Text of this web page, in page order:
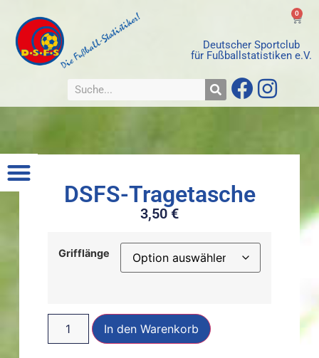
Deutscher Sportclub
für Fußballstatistiken e.V.
0
DSFS-Tragetasche
3,50 €
Grifflänge
In den Warenkorb